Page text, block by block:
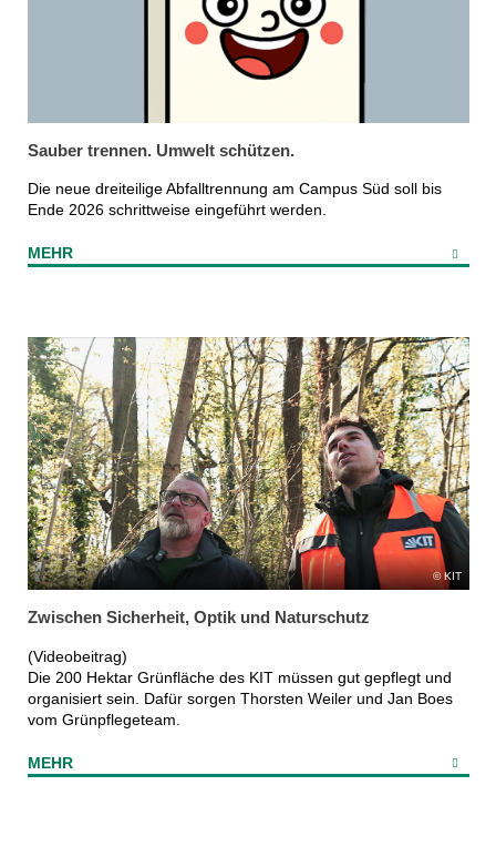
Sauber trennen. Umwelt schützen.
Die neue dreiteilige Abfalltrennung am Campus Süd soll bis
Ende 2026 schrittweise eingeführt werden.
MEHR
KIT
Zwischen Sicherheit, Optik und Naturschutz
(Videobeitrag)
Die 200 Hektar Grünfläche des KIT müssen gut gepflegt und
organisiert sein. Dafür sorgen Thorsten Weiler und Jan Boes
vom Grünpflegeteam.
MEHR